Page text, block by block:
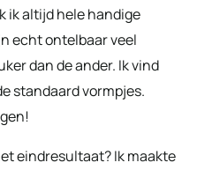
ik altijd hele handige
echt ontelbaar veel
dan de ander. Ik vind
standaard vormpjes.
eindresultaat? Ik maakte